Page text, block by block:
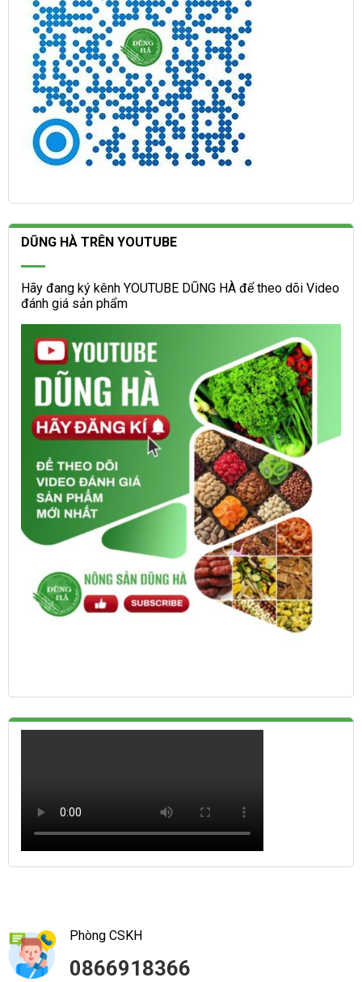
DŨNG HÀ TRÊN YOUTUBE
Hãy đang ký kênh YOUTUBE DŨNG HÀ để theo dõi Video
đánh giá sản phẩm
Phòng CSKH
0866918366